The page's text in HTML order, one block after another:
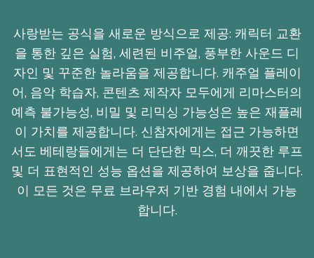
사랑받는 공식을 새로운 방식으로 제공: 캐릭터 교환
을 통한 깊은 실험, 세련된 비주얼, 풍부한 사운드 디
자인 및 꾸준한 놀라움을 제공합니다. 캐주얼 플레이
어, 음악 학습자, 콘텐츠 제작자 모두에게 리마스터의
예측 불가능성, 비밀 및 리믹싱 가능성은 높은 재플레
이 가치를 제공합니다. 신참자에게는 접근 가능하면
서도 베테랑들에게는 더 단단한 믹스, 더 깨끗한 루프
및 더 표현적인 성능 옵션을 제공하여 보상을 줍니다.
이 모든 것은 무료 브라우저 기반 경험 내에서 가능
합니다.